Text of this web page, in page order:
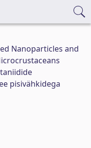
Nanoparticles and
pisivähkidega